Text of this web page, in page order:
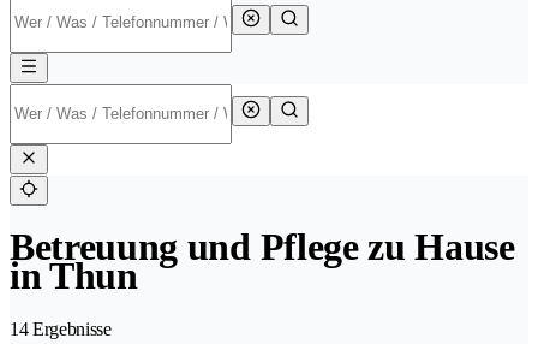
Betreuung und Pflege zu Hause
in Thun
14 Ergebnisse